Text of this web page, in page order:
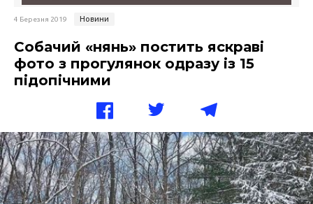
4 Березня 2019 Новини
Собачий «нянь» постить яскраві
фото з прогулянок одразу із 15
підопічними